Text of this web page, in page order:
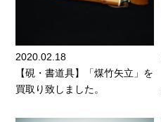
2020.02.18
【硯・書道具】「煤竹矢立」を
買取り致しました。